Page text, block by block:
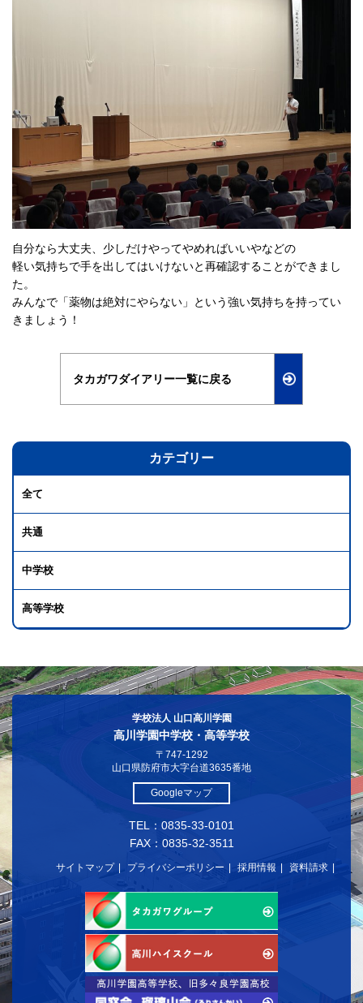
自分なら大丈夫、少しだけやってやめればいいやなどの
軽い気持ちで手を出してはいけないと再確認することができまし
た。
みんなで「薬物は絶対にやらない」という強い気持ちを持ってい
きましょう！
タカガワダイアリー一覧に戻る
カテゴリー
全て
共通
中学校
高等学校
学校法人 山口高川学園
高川学園中学校・高等学校
〒747-1292
山口県防府市大字台道3635番地
Googleマップ
TEL：0835-33-0101
FAX：0835-32-3511
サイトマップ プライバシーポリシー 採用情報 資料請求